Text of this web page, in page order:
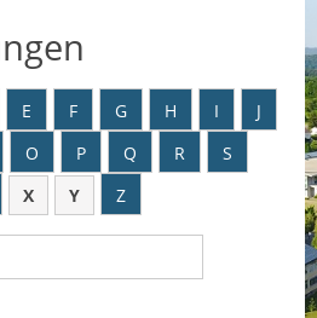
Barrierefreiheit
Coronavirus
Datenschutz
E F G H I
J
O P Q R
S
X Y Z